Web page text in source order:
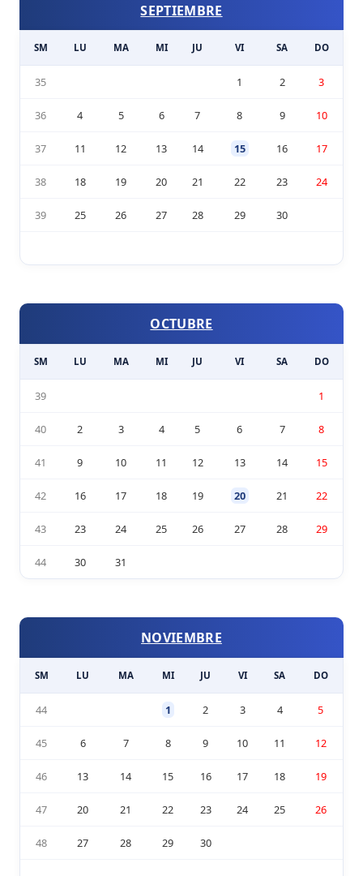
SEPTIEMBRE
SM LU MA MI JU VI SA DO
35 1 2 3
36 4 5 6 7 8 9 10
37 11 12 13 14 15 16 17
38 18 19 20 21 22 23 24
39 25 26 27 28 29 30
OCTUBRE
SM LU MA MI JU VI SA DO
39 1
40 2 3 4 5 6 7 8
41 9 10 11 12 13 14 15
42 16 17 18 19 20 21 22
43 23 24 25 26 27 28 29
44 30 31
NOVIEMBRE
SM LU MA MI JU VI SA DO
44 1 2 3 4 5
45 6 7 8 9 10 11 12
46 13 14 15 16 17 18 19
47 20 21 22 23 24 25 26
48 27 28 29 30